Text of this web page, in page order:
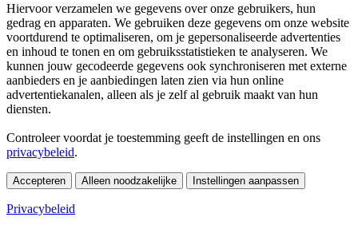
Hiervoor verzamelen we gegevens over onze gebruikers, hun
gedrag en apparaten. We gebruiken deze gegevens om onze website
voortdurend te optimaliseren, om je gepersonaliseerde advertenties
en inhoud te tonen en om gebruiksstatistieken te analyseren. We
kunnen jouw gecodeerde gegevens ook synchroniseren met externe
aanbieders en je aanbiedingen laten zien via hun online
advertentiekanalen, alleen als je zelf al gebruik maakt van hun
diensten.
Controleer voordat je toestemming geeft de instellingen en ons
privacybeleid.
Accepteren Alleen noodzakelijke Instellingen aanpassen
Privacybeleid